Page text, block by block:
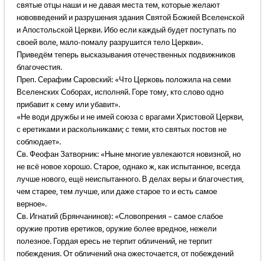
святые отцы наши и не давая места тем, которые желают
нововведений и разрушения здания Святой Божией Вселенской
и Апостольской Церкви. Ибо если каждый будет поступать по
своей воле, мало-помалу разрушится тело Церкви».
Приведём теперь высказывания отечественных подвижников
благочестия.
Преп. Серафим Саровский: «Что Церковь положила на семи
Вселенских Соборах, исполняй. Горе тому, кто слово одно
прибавит к сему или убавит».
«Не води дружбы и не имей союза с врагами Христовой Церкви,
с еретиками и раскольниками; с теми, кто святых постов не
соблюдает».
Св. Феофан Затворник: «Ныне многие увлекаются новизной, но
не всё новое хорошо. Старое, однако ж, как испытанное, всегда
лучше нового, ещё неиспытанного. В делах веры и благочестия,
чем старее, тем лучше, или даже старое то и есть самое
верное».
Св. Игнатий (Брянчанинов): «Словопрения – самое слабое
оружие против еретиков, оружие более вредное, нежели
полезное. Гордая ересь не терпит обличений, не терпит
побеждения. От обличений она ожесточается, от побеждений